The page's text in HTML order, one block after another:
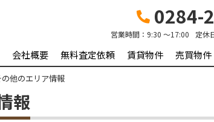
0284-
営業時間： 9:30 ～17:00 定休
会社概要 無料査定依頼 賃貸物件 売買物件
他のエリア情報
報